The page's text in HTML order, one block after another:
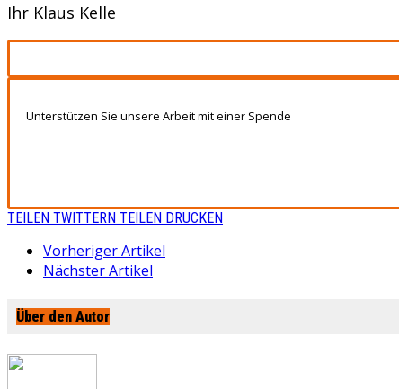
Ihr Klaus Kelle
Unterstützen Sie unsere Arbeit mit einer Spende
TEILEN TWITTERN TEILEN DRUCKEN
Vorheriger Artikel
Nächster Artikel
Über den Autor